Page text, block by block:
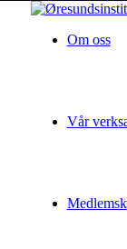
Om oss
Vår